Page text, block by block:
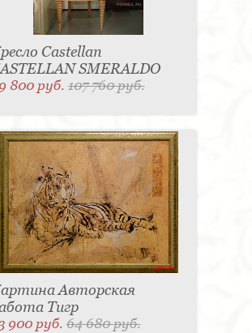
Castellan
SMERALDO
800 руб.107 760 руб.
Авторская
Тигр
900 руб.64 680 руб.